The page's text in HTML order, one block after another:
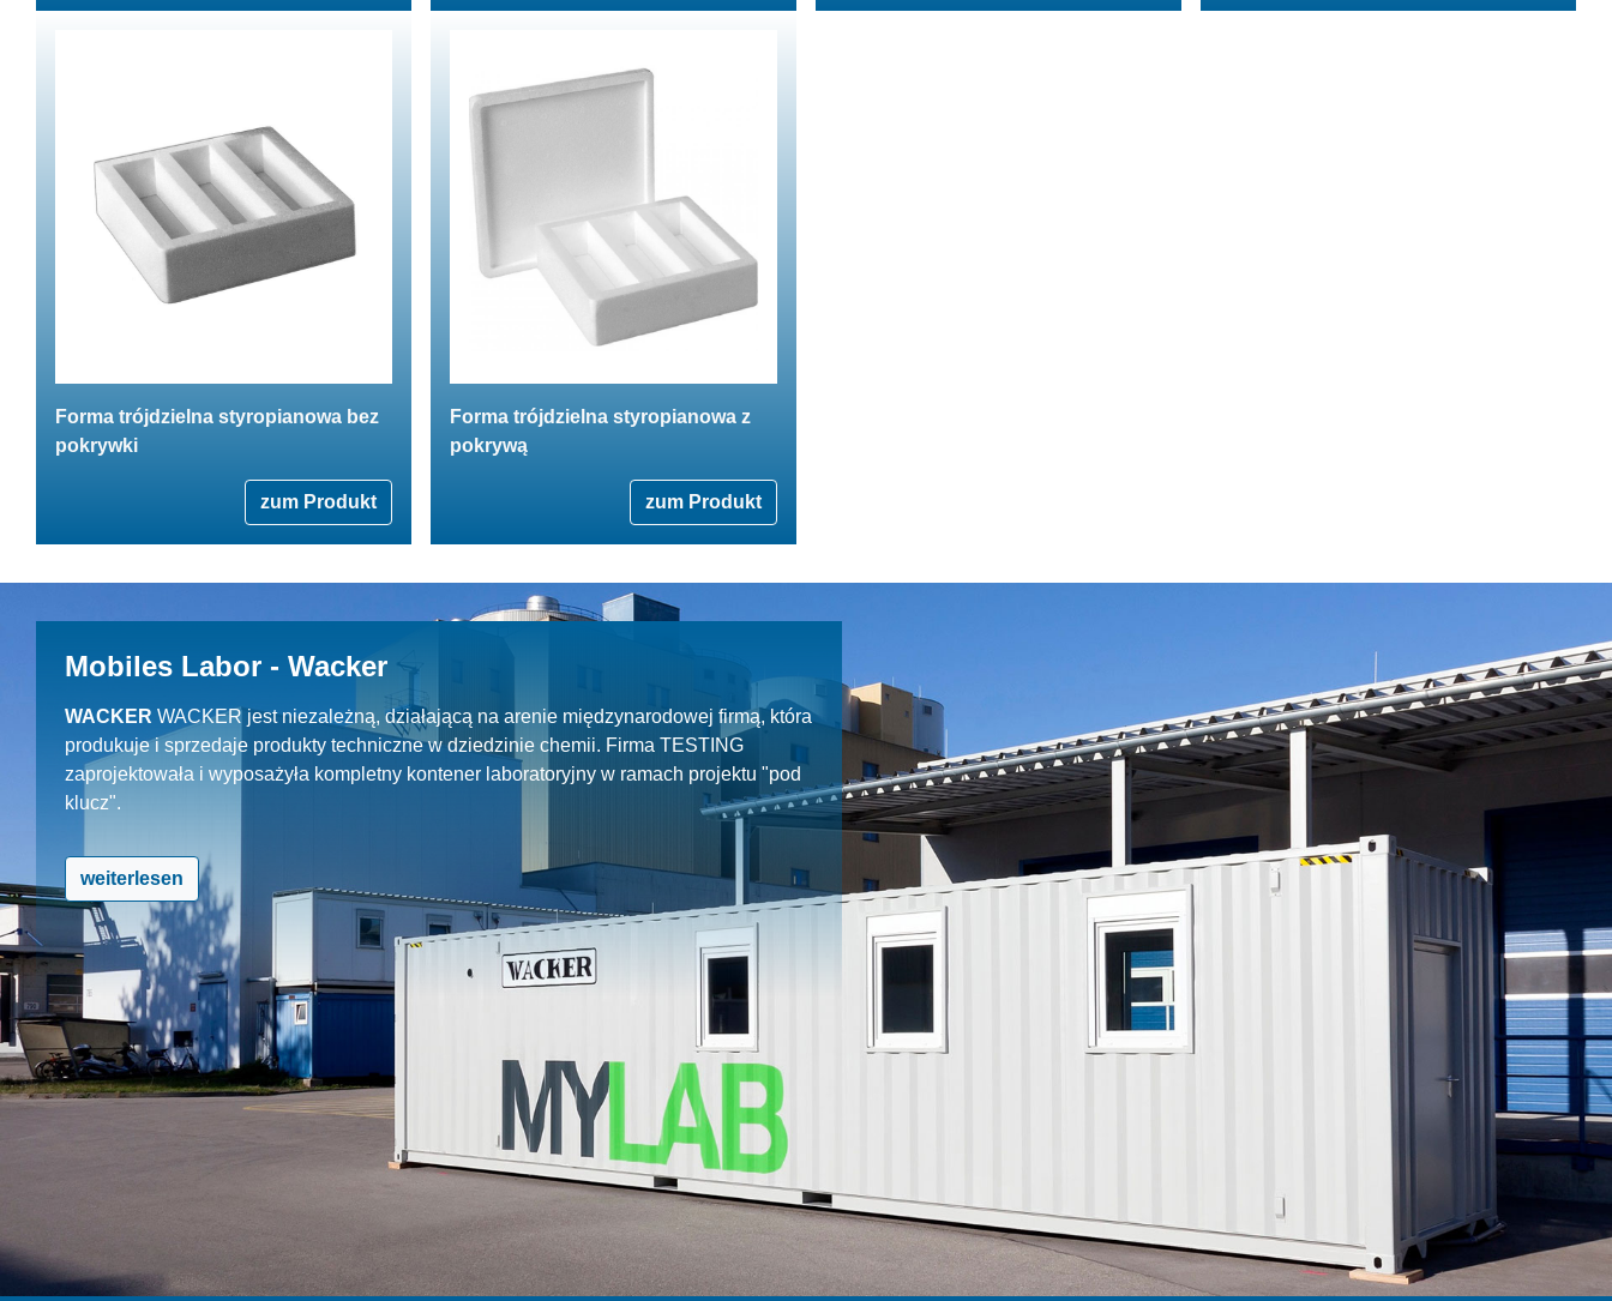
Forma trójdzielna styropianowa bez
pokrywki
zum Produkt
Forma trójdzielna styropianowa z
pokrywą
zum Produkt
Mobiles Labor - Wacker
WACKER WACKER jest niezależną, działającą na arenie międzynarodowej firmą, która
produkuje i sprzedaje produkty techniczne w dziedzinie chemii. Firma TESTING
zaprojektowała i wyposażyła kompletny kontener laboratoryjny w ramach projektu "pod
klucz".
weiterlesen